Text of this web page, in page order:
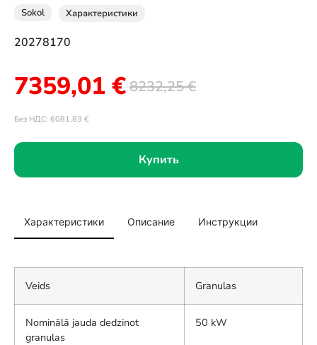
Sokol Характеристики
20278170
8232,25€
7359,01 €
Без НДС: 6081,83 €
Купить
Характеристики Описание Инструкции
Veids Granulas
Nominālā jauda dedzinot
granulas
50 kW